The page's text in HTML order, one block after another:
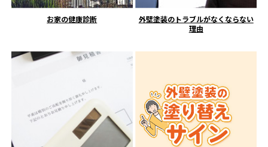
お家の健康診断
外壁塗装のトラブルがなくならない
理由